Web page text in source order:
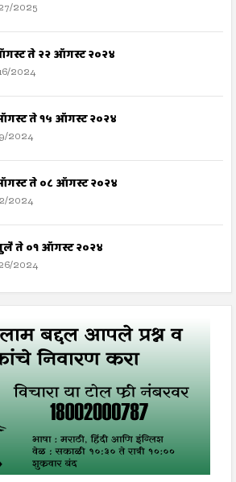
2025
ते २२ ऑगस्ट २०२४
2024
ते १५ ऑगस्ट २०२४
2024
ते ०८ ऑगस्ट २०२४
2024
ते ०१ ऑगस्ट २०२४
2024